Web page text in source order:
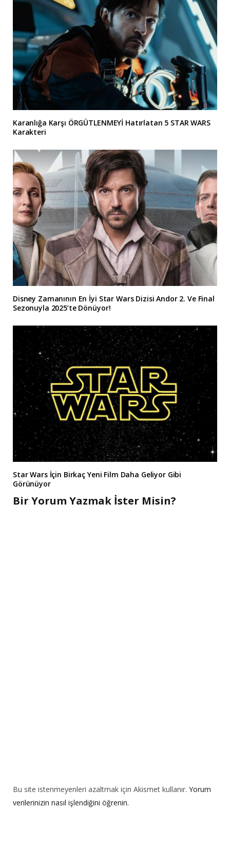
Karanlığa Karşı ÖRGÜTLENMEYİ Hatırlatan 5 STAR WARS
Karakteri
Disney Zamanının En İyi Star Wars Dizisi Andor 2. Ve Final
Sezonuyla 2025’te Dönüyor!
Star Wars İçin Birkaç Yeni Film Daha Geliyor Gibi
Görünüyor
Bir Yorum Yazmak İster Misin?
Bu site istenmeyenleri azaltmak için Akismet kullanır. Yorum
verilerinizin nasıl işlendiğini öğrenin.